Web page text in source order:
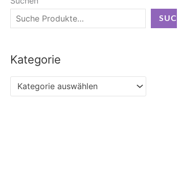
Kategorie
Kategorie auswählen